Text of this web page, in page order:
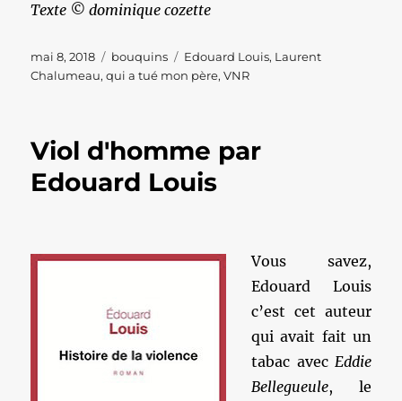
Texte © dominique cozette
Publié
le
mai 8, 2018 Catégories
bouquins Étiquettes
Edouard Louis, Laurent
Chalumeau,qui a tué mon père,VNR
Viol d'homme par
Edouard Louis
Vous savez,
Edouard Louis
c’est cet auteur
qui avait fait un
tabac avec Eddie
Bellegueule, le